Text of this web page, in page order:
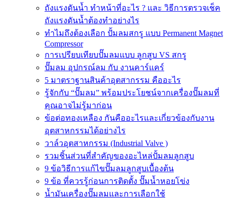
ถังแรงดันน้ำ ทำหน้าที่อะไร ? และ วิธีการตรวจเช็ค
ถังแรงดันน้ำต้องทำอย่างไร
ทำไมถึงต้องเลือก ปั้มลมสกรู แบบ Permanent Magnet
Compressor
การเปรียบเทียบปั๊มลมแบบ ลูกสูบ VS สกรู
ปั๊มลม อุปกรณ์ลม กับ งานคาร์แคร์
5 มาตราฐานสินค้าอุตสากรรม คืออะไร
รู้จักกับ “ปั๊มลม” พร้อมประโยชน์จากเครื่องปั๊มลมที่
คุณอาจไม่รู้มาก่อน
ข้อต่อทองเหลือง กันคืออะไรและเกี่ยวข้องกับงาน
อุตสาหกรรมได้อย่างไร
วาล์วอุตสาหกรรม (Industrial Valve )
รวมชิ้นส่วนที่สำคัญของอะไหล่ปั้มลมลูกสูบ
9 ข้อวิธีการแก้ไขปั๊มลมลูกสูบเบื้องต้น
9 ข้อ ที่ควรรู้ก่อนการติดตั้ง ปั๊มน้ำหอยโข่ง
น้ำมันเครื่องปั๊มลมและการเลือกใช้